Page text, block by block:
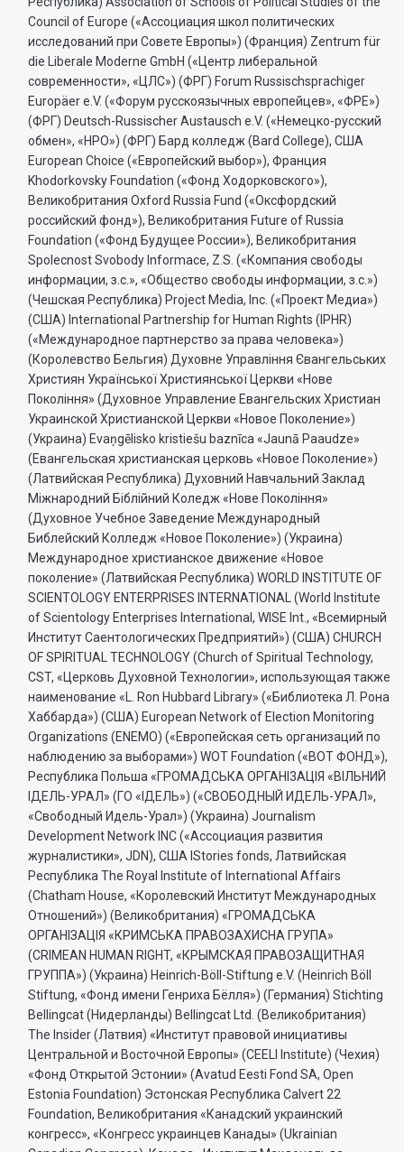
Council of Europe («Ассоциация школ политических
исследований при Совете Европы») (Франция) Zentrum für
die Liberale Moderne GmbH («Центр либеральной
современности», «ЦЛС») (ФРГ) Forum Russischsprachiger
Europäer e.V. («Форум русскоязычных европейцев», «ФРЕ»)
(ФРГ) Deutsch-Russischer Austausch e.V. («Немецко-русский
обмен», «НРО») (ФРГ) Бард колледж (Bard College), США
European Choice («Европейский выбор»), Франция
Khodorkovsky Foundation («Фонд Ходорковского»),
Великобритания Oxford Russia Fund («Оксфордский
российский фонд»), Великобритания Future of Russia
Foundation («Фонд Будущее России»), Великобритания
Spolecnost Svobody Informace, Z.S. («Компания свободы
информации, з.с.», «Общество свободы информации, з.с.»)
(Чешская Республика) Project Media, Inc. («Проект Медиа»)
(США) International Partnership for Human Rights (IPHR)
(«Международное партнерство за права человека»)
(Королевство Бельгия) Духовне Управлiння Євангельських
Християн Української Християнської Церкви «Нове
Поколiння» (Духовное Управление Евангельских Христиан
Украинской Христианской Церкви «Новое Поколение»)
(Украина) Evaņgēlisko kristiešu baznīca «Jaunā Paaudze»
(Евангельская христианская церковь «Новое Поколение»)
(Латвийская Республика) Духовний Навчальний Заклад
Міжнародний Біблійний Коледж «Нове Покоління»
(Духовное Учебное Заведение Международный
Библейский Колледж «Новое Поколение») (Украина)
Международное христианское движение «Новое
поколение» (Латвийская Республика) WORLD INSTITUTE OF
SCIENTOLOGY ENTERPRISES INTERNATIONAL (World Institute
of Scientology Enterprises International, WISE Int., «Всемирный
Институт Саентологических Предприятий») (США) CHURCH
OF SPIRITUAL TECHNOLOGY (Church of Spiritual Technology,
CST, «Церковь Духовной Технологии», использующая также
наименование «L. Ron Hubbard Library» («Библиотека Л. Рона
Хаббарда») (США) European Network of Election Monitoring
Organizations (ENEMO) («Европейская сеть организаций по
наблюдению за выборами») WOT Foundation («ВОТ ФОНД»),
Республика Польша «ГРОМАДСЬКА ОРГАНI3АЦIЯ «ВIЛЬНИЙ
IДЕЛЬ-УРАЛ» (ГО «IДЕЛЬ») («СВОБОДНЫЙ ИДЕЛЬ-УРАЛ»,
«Свободный Идель-Урал») (Украина) Journalism
Development Network INC («Ассоциация развития
журналистики», JDN), США IStories fonds, Латвийская
Республика The Royal Institute of International Affairs
(Chatham House, «Королевский Институт Международных
Отношений») (Великобритания) «ГРОМАДСЬКА
ОРГАНIЗАЦIЯ «КРИМСЬКА ПРАВОЗАХИСНА ГРУПА»
(CRIMEAN HUMAN RIGHT, «КРЫМСКАЯ ПРАВОЗАЩИТНАЯ
ГРУППА») (Украина) Heinrich-Böll-Stiftung e.V. (Heinrich Böll
Stiftung, «Фонд имени Генриха Бёлля») (Германия) Stichting
Bellingcat (Нидерланды) Bellingcat Ltd. (Великобритания)
The Insider (Латвия) «Институт правовой инициативы
Центральной и Восточной Европы» (CEELI Institute) (Чехия)
«Фонд Открытой Эстонии» (Avatud Eesti Fond SA, Open
Estonia Foundation) Эстонская Республика Calvert 22
Foundation, Великобритания «Канадский украинский
конгресс», «Конгресс украинцев Канады» (Ukrainian